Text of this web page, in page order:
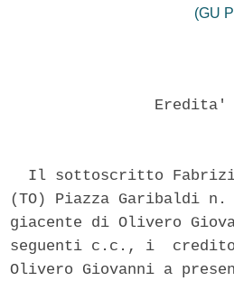
(GU
Il sottoscritto
(TO) Piazza
giacente di Olivero
seguenti c.c., i
Olivero Giovanni a